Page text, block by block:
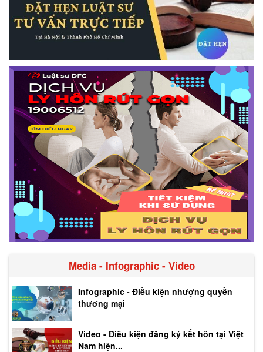
Media - Infographic - Video
Infographic - Điều kiện nhượng quyền
thương mại
Video - Điều kiện đăng ký kết hôn tại Việt
Nam hiện...